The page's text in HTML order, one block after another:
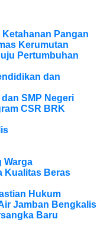
Pangan
Kerumutan
Pertumbuhan
dan
SMP Negeri
CSR BRK
Warga
Kualitas Beras
Hukum
Jamban Bengkalis
Baru